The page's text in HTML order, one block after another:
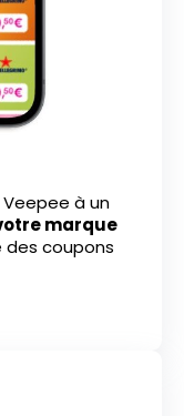
à un
marque
coupons